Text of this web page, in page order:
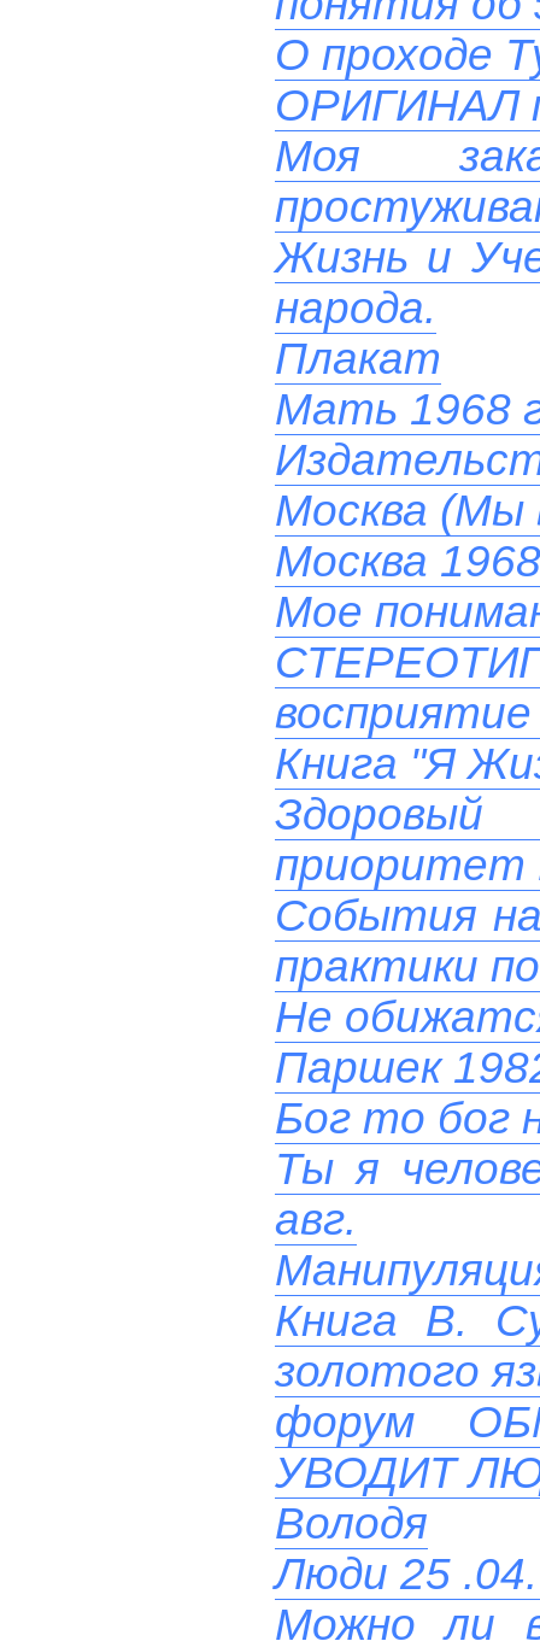
О проходе
ОРИГИНАЛ
Моя
Жизнь и
народа.
Плакат
Мать 1968
Москва (Мы
Москва
Мое
восприятие
Книга "Я
приоритет
События
практики
Не
Паршек
Бог то бог
Ты я
авг.
Книга В.
золотого
форум
УВОДИТ
Володя
Люди 25
Можно ли